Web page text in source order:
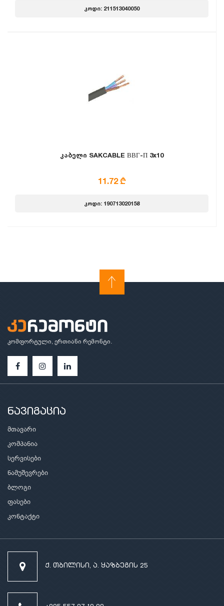
კოდი: 211513040050
კაბელი SAKCABLE ВВГ-П 3x10
11.72 ₾
კოდი: 190713020158
კომფორტული, ერთიანი რემონტი.
ნავიგაცია
მთავარი
კომპანია
სერვისები
ნამუშევრები
ბლოგი
ფასები
კონტაქტი
ქ. თბილისი, ა. ყაზბეგის 25